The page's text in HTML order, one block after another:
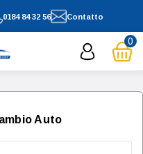
0184 84 32 56 Contatto
0
Auto